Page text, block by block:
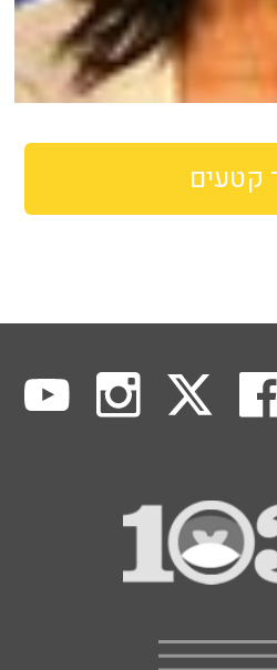
קטעים